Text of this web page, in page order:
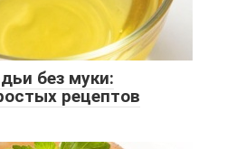
без муки:
рецептов